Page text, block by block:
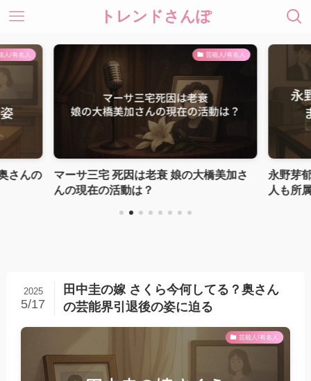
トレンドさんぽ
人/有名人
さんの
芸能人/有名人
マーサ三宅 死因は老衰 娘の大橋美加さ
んの現在の活動は？
永野芽
人も所
田中圭の嫁 さくら今何してる？奥さん
の芸能界引退後の姿に迫る
2025
5/17
芸能人/有名人